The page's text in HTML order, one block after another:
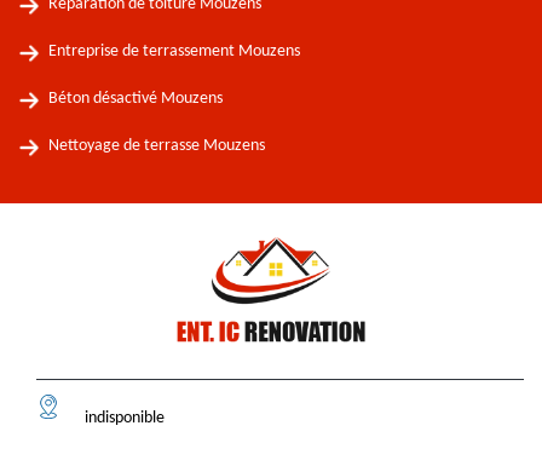
Réparation de toiture Mouzens
Entreprise de terrassement Mouzens
Béton désactivé Mouzens
Nettoyage de terrasse Mouzens
indisponible